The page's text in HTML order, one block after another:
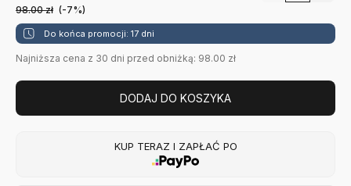
98.00zł (-7%)
Do końca promocji: 17 dni
Najniższa cena z 30 dni przed obniżką: 98.00 zł
DODAJ DO KOSZYKA
KUP TERAZ I ZAPŁAĆ PO